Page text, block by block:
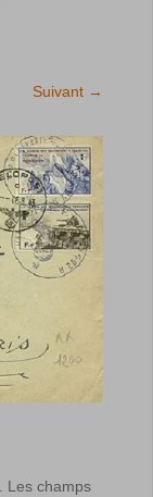
Suivant →
Les champs